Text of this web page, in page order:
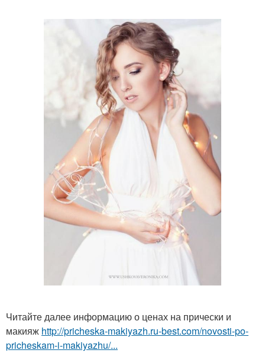
Читайте далее информацию о ценах на прически и
макияж http://pricheska-makiyazh.ru-best.com/novosti-po-
pricheskam-i-makiyazhu/...